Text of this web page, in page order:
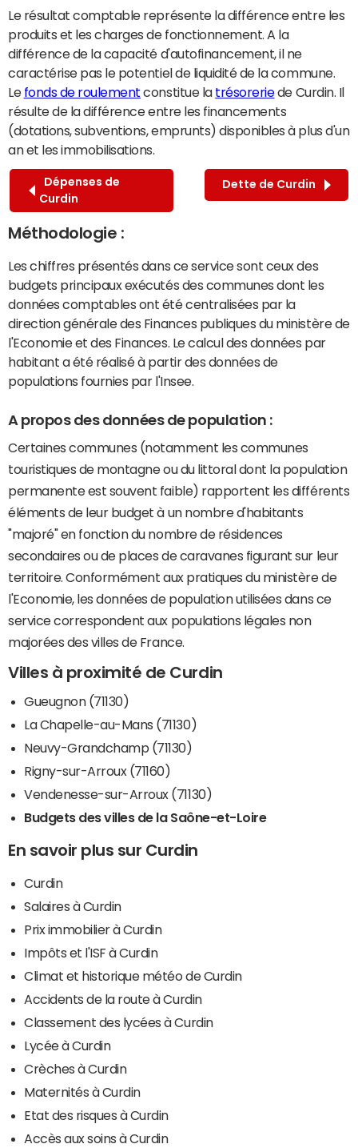
Le résultat comptable représente la différence entre les
produits et les charges de fonctionnement. A la
différence de la capacité d'autofinancement, il ne
caractérise pas le potentiel de liquidité de la commune.
Le fonds de roulement constitue la trésoreriede Curdin. Il
résulte de la différence entre les financements
(dotations, subventions, emprunts) disponibles à plus d'un
an et les immobilisations.
Dépenses de
Curdin
Dette de Curdin
Méthodologie :
Les chiffres présentés dans ce service sont ceux des
budgets principaux exécutés des communes dont les
données comptables ont été centralisées par la
direction générale des Finances publiques du ministère de
l'Economie et des Finances. Le calcul des données par
habitant a été réalisé à partir des données de
populations fournies par l'Insee.
A propos des données de population :
Certaines communes (notamment les communes
touristiques de montagne ou du littoral dont la population
permanente est souvent faible) rapportent les différents
éléments de leur budget à un nombre d'habitants
"majoré" en fonction du nombre de résidences
secondaires ou de places de caravanes figurant sur leur
territoire. Conformément aux pratiques du ministère de
l'Economie, les données de population utilisées dans ce
service correspondent aux populations légales non
majorées des villes de France.
Villes à proximité de Curdin
Gueugnon (71130)
La Chapelle-au-Mans (71130)
Neuvy-Grandchamp (71130)
Rigny-sur-Arroux (71160)
Vendenesse-sur-Arroux (71130)
Budgets des villes de la Saône-et-Loire
En savoir plus sur Curdin
Curdin
Salaires à Curdin
Prix immobilier à Curdin
Impôts et l'ISF à Curdin
Climat et historique météo de Curdin
Accidents de la route à Curdin
Classement des lycées à Curdin
Lycée à Curdin
Crèches à Curdin
Maternités à Curdin
Etat des risques à Curdin
Accès aux soins à Curdin